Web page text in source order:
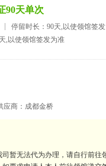
90天单次
停留时长：90天,以使领馆签
,以使领馆签发为准
应商：成都金桥
暂无法代为办理，请自行前往